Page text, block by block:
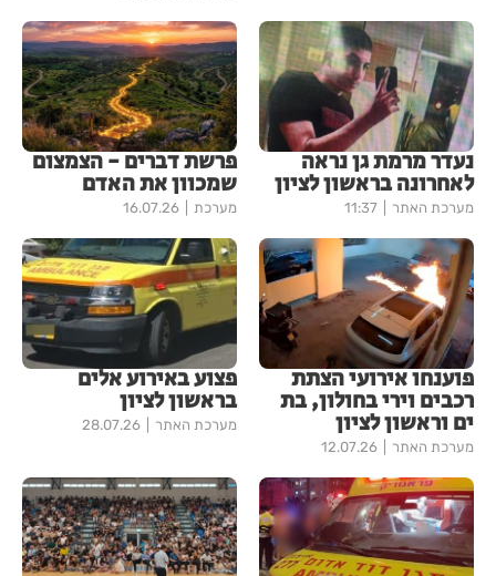
נעדר מרמת גן נראה
לאחרונה בראשון לציון
מערכת האתר 11:37
פרשת דברים - הצמצום
שמכוון את האדם
מערכת 16.07.26
פוענחו אירועי הצתת
רכבים וירי בחולון, בת
ים וראשון לציון
מערכת האתר 12.07.26
פצוע באירוע אלים
בראשון לציון
מערכת האתר 28.07.26